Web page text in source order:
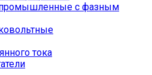
с фазным
тока